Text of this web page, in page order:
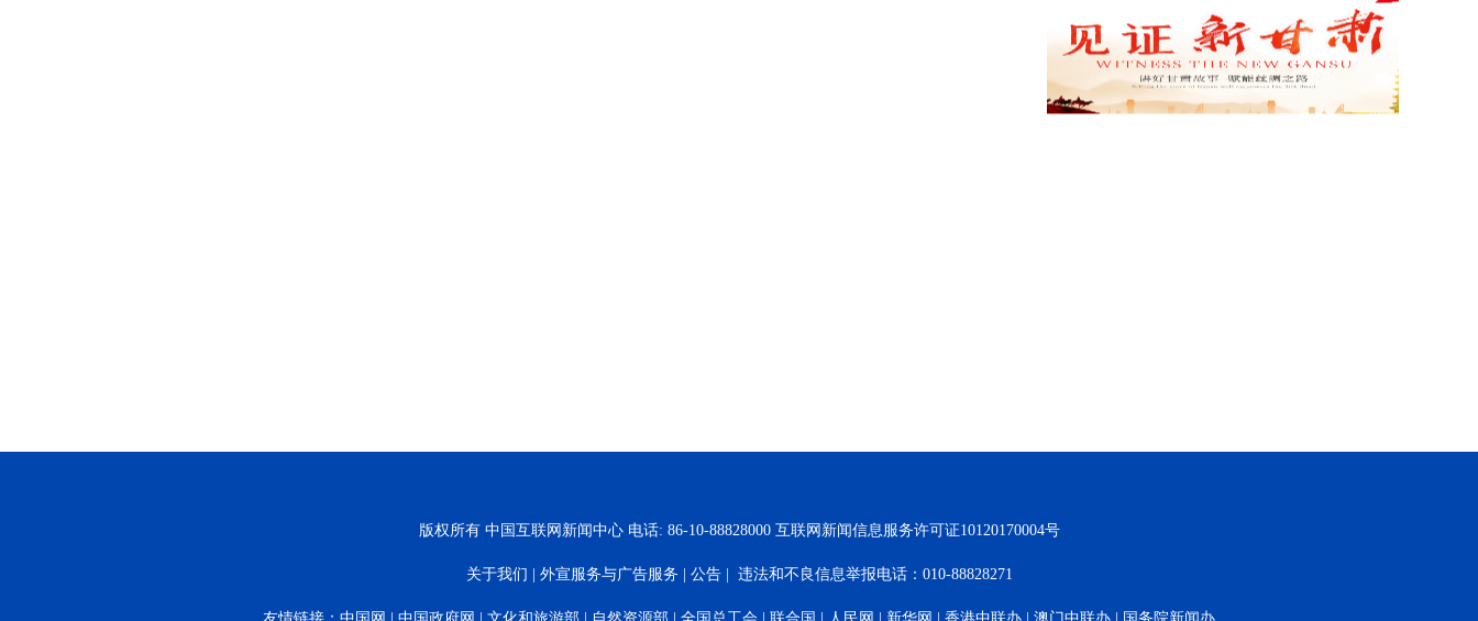
版权所有 中国互联网新闻中心 电话: 86-10-88828000 互联网新闻信息服务许可证10120170004号
关于我们 外宣服务与广告服务 公告| 违法和不良信息举报电话：010-88828271